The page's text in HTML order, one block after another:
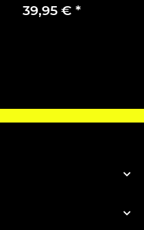
93198874
39,95 € *